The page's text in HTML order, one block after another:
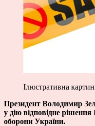
Ілюстративна
Президент Володимир
у дію відповідне рішення
оборони України.